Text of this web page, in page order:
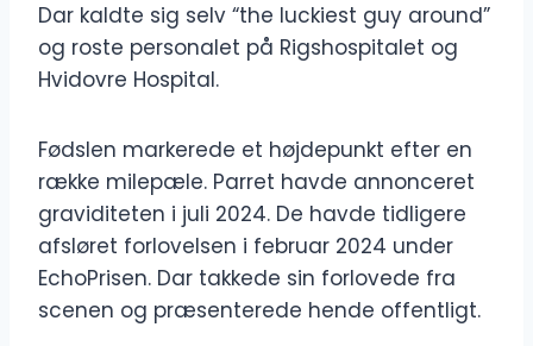
Dar kaldte sig selv “the luckiest guy around”
og roste personalet på Rigshospitalet og
Hvidovre Hospital.
Fødslen markerede et højdepunkt efter en
række milepæle. Parret havde annonceret
graviditeten i juli 2024. De havde tidligere
afsløret forlovelsen i februar 2024 under
EchoPrisen. Dar takkede sin forlovede fra
scenen og præsenterede hende offentligt.